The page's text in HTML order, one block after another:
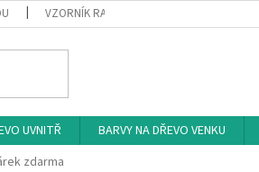
VZORNÍK RAL
UVNITŘ BARVY NA DŘEVO VENKU
zdarma